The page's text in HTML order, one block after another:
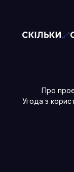
Про
Угода з